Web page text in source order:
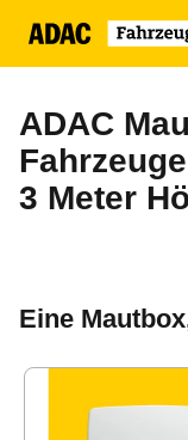
ADAC
3 Meter
Eine